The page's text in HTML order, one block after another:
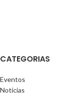
CATEGORIAS
Eventos
Noticias